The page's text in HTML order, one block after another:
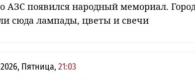
АЗС появился народный мемориал.
сюда лампады, цветы и свечи
2026, Пятница, 21:03